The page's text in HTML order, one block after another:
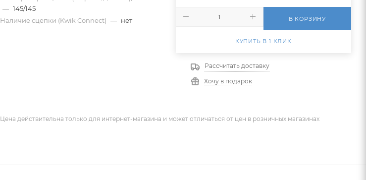
— 145/145
Наличие cцепки (Kwik Connect) — нет В КОРЗИНУ
КУПИТЬ В 1 КЛИК
Рассчитать доставку
Хочу в подарок
Цена действительна только для интернет-магазина и может отличаться от цен в розничных магазинах